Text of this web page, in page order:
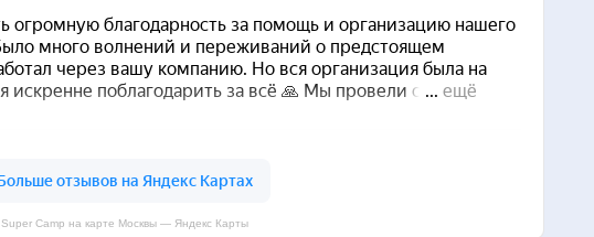
Super Camp на карте Москвы — Яндекс Карты